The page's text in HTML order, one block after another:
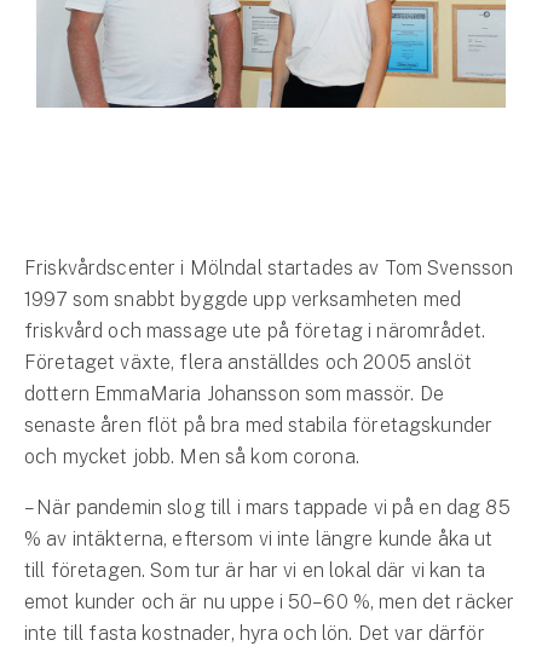
Djur
Hundförsäkring
Djurförsäkring
Hem & hus
Villaförsäkring
Bostadsrättsförsäkring
Hyresrättsförsäkring
Fritidshusförsäkring
Företag
Friskvårdscenter i Mölndal startades av Tom Svensson
1997 som snabbt byggde upp verksamheten med
friskvård och massage ute på företag i närområdet.
Företaget växte, flera anställdes och 2005 anslöt
dottern EmmaMaria Johansson som massör. De
senaste åren flöt på bra med stabila företagskunder
och mycket jobb. Men så kom corona.
– När pandemin slog till i mars tappade vi på en dag 85
% av intäkterna, eftersom vi inte längre kunde åka ut
till företagen. Som tur är har vi en lokal där vi kan ta
emot kunder och är nu uppe i 50–60 %, men det räcker
inte till fasta kostnader, hyra och lön. Det var därför